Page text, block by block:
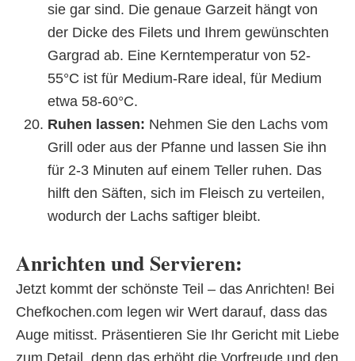
sie gar sind. Die genaue Garzeit hängt von
der Dicke des Filets und Ihrem gewünschten
Gargrad ab. Eine Kerntemperatur von 52-
55°C ist für Medium-Rare ideal, für Medium
etwa 58-60°C.
Ruhen lassen: Nehmen Sie den Lachs vom
Grill oder aus der Pfanne und lassen Sie ihn
für 2-3 Minuten auf einem Teller ruhen. Das
hilft den Säften, sich im Fleisch zu verteilen,
wodurch der Lachs saftiger bleibt.
Anrichten und Servieren:
Jetzt kommt der schönste Teil – das Anrichten! Bei
Chefkochen.com legen wir Wert darauf, dass das
Auge mitisst. Präsentieren Sie Ihr Gericht mit Liebe
zum Detail, denn das erhöht die Vorfreude und den